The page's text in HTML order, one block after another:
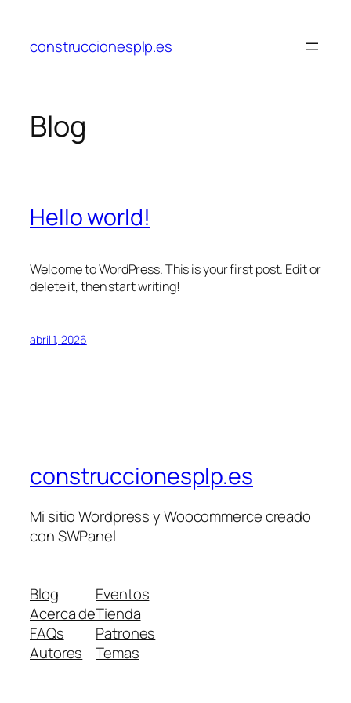
contenido
construccionesplp.es
Blog
Hello world!
Welcome to WordPress. This is your first post. Edit or
delete it, then start writing!
abril 1, 2026
construccionesplp.es
Mi sitio Wordpress y Woocommerce creado
con SWPanel
Blog
Acerca de
FAQs
Autores
Eventos
Tienda
Patrones
Temas